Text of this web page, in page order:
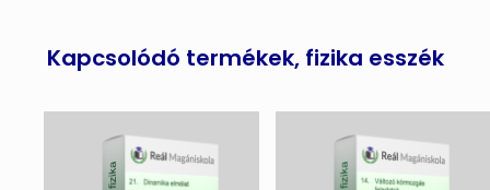
Kapcsolódó termékek, fizika esszék